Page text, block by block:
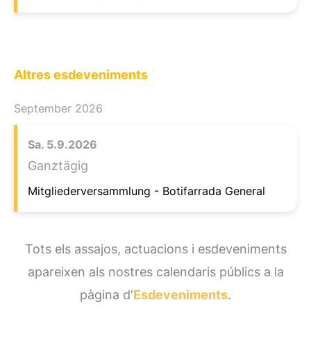
Altres esdeveniments
September 2026
Sa. 5.9.2026
Ganztägig
Mitgliederversammlung - Botifarrada General
Tots els assajos, actuacions i esdeveniments
apareixen als nostres calendaris públics a la
pàgina d‘Esdeveniments.